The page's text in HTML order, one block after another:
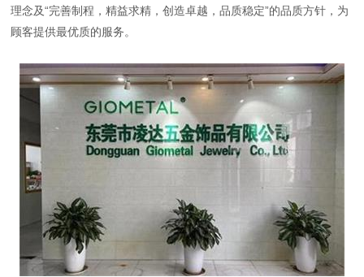
理念及“完善制程，精益求精，创造卓越，品质稳定”的品质方针，为
顾客提供最优质的服务。